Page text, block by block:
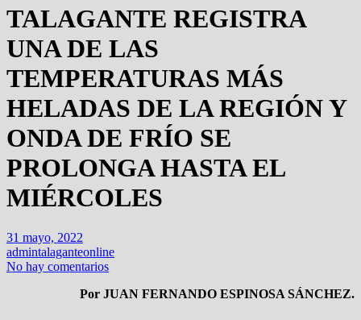
TALAGANTE REGISTRA
UNA DE LAS
TEMPERATURAS MÁS
HELADAS DE LA REGIÓN Y
ONDA DE FRÍO SE
PROLONGA HASTA EL
MIÉRCOLES
31 mayo, 2022
admintalaganteonline
No hay comentarios
Por JUAN FERNANDO ESPINOSA SÁNCHEZ.